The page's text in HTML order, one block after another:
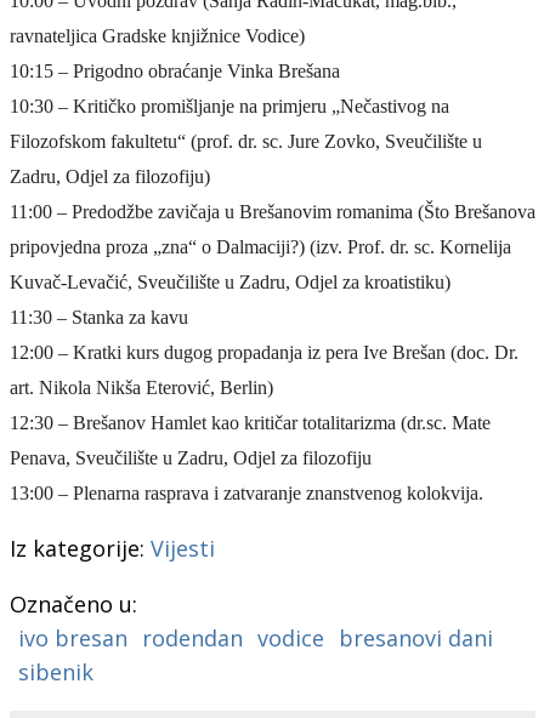
ravnateljica Gradske knjižnice Vodice)
10:15 – Prigodno obraćanje Vinka Brešana
10:30 – Kritičko promišljanje na primjeru „Nečastivog na
Filozofskom fakultetu“ (prof. dr. sc. Jure Zovko, Sveučilište u
Zadru, Odjel za filozofiju)
11:00 – Predodžbe zavičaja u Brešanovim romanima (Što Brešanova
pripovjedna proza „zna“ o Dalmaciji?) (izv. Prof. dr. sc. Kornelija
Kuvač-Levačić, Sveučilište u Zadru, Odjel za kroatistiku)
11:30 – Stanka za kavu
12:00 – Kratki kurs dugog propadanja iz pera Ive Brešan (doc. Dr.
art. Nikola Nikša Eterović, Berlin)
12:30 – Brešanov Hamlet kao kritičar totalitarizma (dr.sc. Mate
Penava, Sveučilište u Zadru, Odjel za filozofiju
13:00 – Plenarna rasprava i zatvaranje znanstvenog kolokvija.
Iz kategorije: Vijesti
Označeno u:
ivo bresan
rodendan vodice
bresanovi dani
sibenik